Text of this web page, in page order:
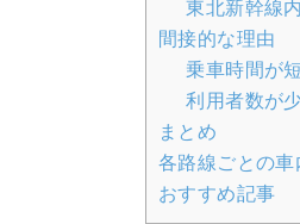
東北新幹線
間接的な理由
乗車時間が
利用者数が
まとめ
各路線ごとの
おすすめ記事